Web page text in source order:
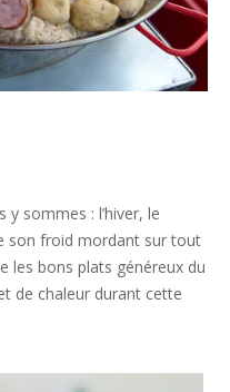
sommes : l’hiver, le
son froid mordant sur tout
les bons plats généreux du
de chaleur durant cette